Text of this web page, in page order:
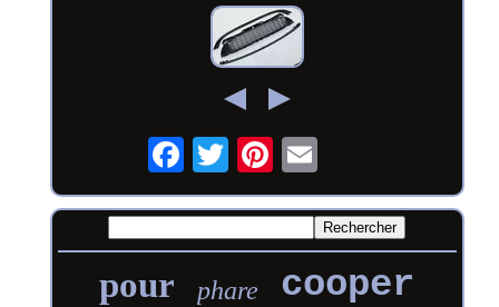
pour phare cooper